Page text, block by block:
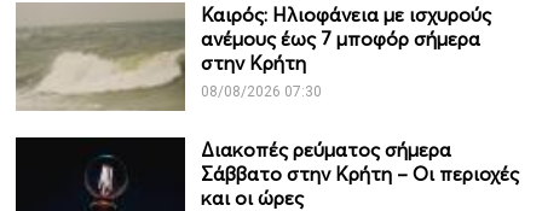
Καιρός: Ηλιοφάνεια με ισχυρούς
ανέμους έως 7 μποφόρ σήμερα
στην Κρήτη
08/08/2026 07:30
Διακοπές ρεύματος σήμερα
Σάββατο στην Κρήτη – Οι περιοχές
και οι ώρες